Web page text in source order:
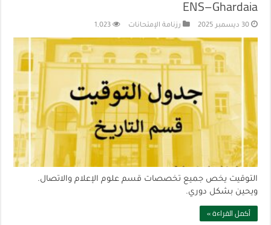
ENS–Ghardaia
30 ديسمبر 2025 رزنامة الإمتحانات 1,023
التوقيت يخص جميع تخصصات قسم علوم الإعلام والاتصال.
ويحين بشكل دوري.
أكمل القراءة »